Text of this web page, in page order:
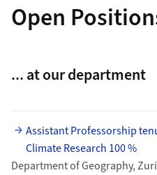
Open
... at our department
Assistant Professorship
Climate Research 100 %
Department of Geography,